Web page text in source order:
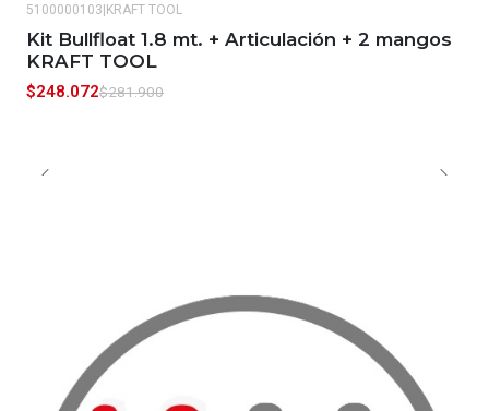
OFF
5100000103|KRAFT TOOL
Kit Bullfloat 1.8 mt. + Articulación + 2 mangos
KRAFT TOOL
$248.072$281.900